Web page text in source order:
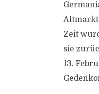
Altmarkt
Zeit
sie
13.